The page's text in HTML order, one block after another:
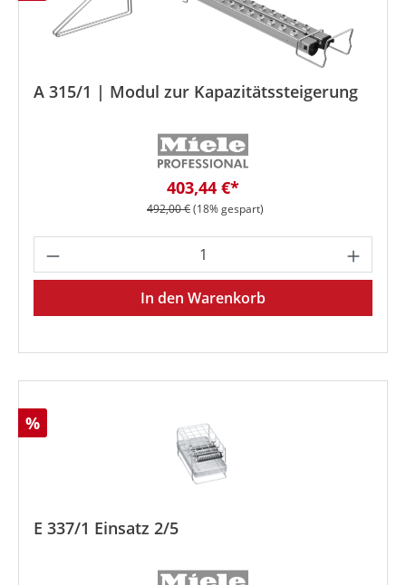
A 315/1 | Modul zur Kapazitätssteigerung
Verkaufspreis:
403,44 €*
Regulärer Preis:
492,00 €(18% gespart)
Produkt Anzahl: Gib den
In den Warenkorb
Rabatt
%
E 337/1 Einsatz 2/5